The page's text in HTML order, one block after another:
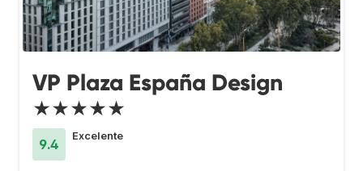
VP Plaza España Design
★★★★★
9.4
Excelente